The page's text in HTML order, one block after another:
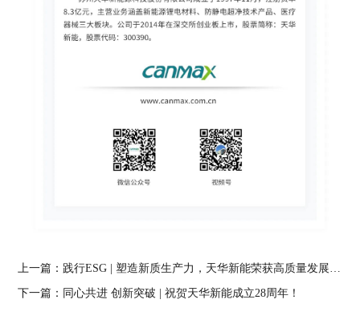
上一篇： 践行ESG | 塑造新质生产力，天华新能荣获高质量发展专项最高补贴
下一篇： 同心共进 创新突破 | 祝贺天华新能成立28周年！